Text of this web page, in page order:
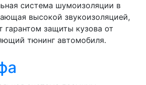
система шумоизоляции в
высокой звукоизоляцией,
гарантом защиты кузова от
тюнинг автомобиля.